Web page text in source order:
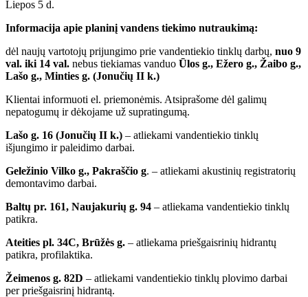
Liepos 5 d.
Informacija apie planinį vandens tiekimo nutraukimą:
dėl naujų vartotojų prijungimo prie vandentiekio tinklų darbų, nuo 9
val. iki 14 val. nebus tiekiamas vanduo Ūlos g., Ežero g., Žaibo g.,
Lašo g., Minties g. (Jonučių II k.)
Klientai informuoti el. priemonėmis. Atsiprašome dėl galimų
nepatogumų ir dėkojame už supratingumą.
Lašo g. 16 (Jonučių II k.) – atliekami vandentiekio tinklų
išjungimo ir paleidimo darbai.
Geležinio Vilko g., Pakraščio g. – atliekami akustinių registratorių
demontavimo darbai.
Baltų pr. 161, Naujakurių g. 94 – atliekama vandentiekio tinklų
patikra.
Ateities pl. 34C, Brūžės g. – atliekama priešgaisrinių hidrantų
patikra, profilaktika.
Žeimenos g. 82D – atliekami vandentiekio tinklų plovimo darbai
per priešgaisrinį hidrantą.